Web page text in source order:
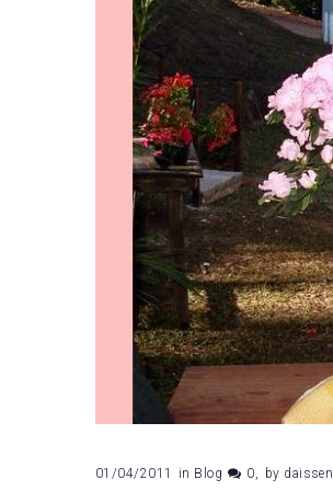
01/04/2011 in Blog 0 by daissen